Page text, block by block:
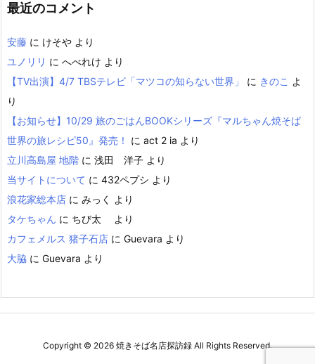
最近のコメント
安藤 に けそや より
ユノリリ に へべれけ より
【TV出演】4/7 TBSテレビ「マツコの知らない世界」
に きのこ よ
り
【お知らせ】10/29 旅のごはんBOOKシリーズ『マルちゃん焼そば
世界の旅レシピ50』発売！
に act 2 ia より
立川高島屋 地階 に 浅田 洋子 より
当サイトについて に 432ペプシ より
浪花家総本店 に みっく
より
タケちゃん に ちび太
より
カフェメルス 猪子石店 に Guevara より
大脇 に Guevara より
Copyright © 2026 焼きそば名店探訪録 All Rights Reserved.